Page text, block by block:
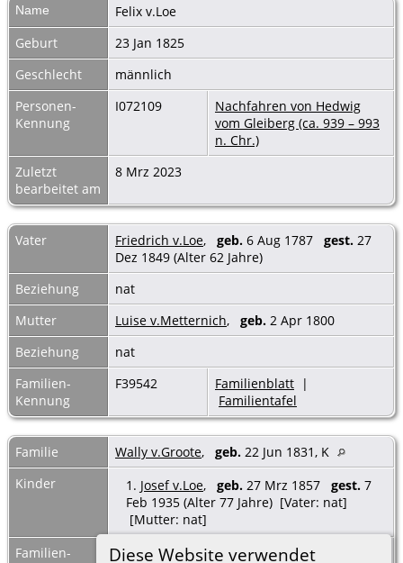
Diese Website verwendet
Name Felix v.Loe
Geburt
23 Jan 1825
Geschlecht
männlich
Personen-
Kennung
I072109
Nachfahren von Hedwig
vom Gleiberg (ca. 939 – 993
n. Chr.)
Zuletzt
bearbeitet am
8 Mrz 2023
Vater Friedrich v.Loe, geb. 6 Aug 1787 gest. 27
Dez 1849 (Alter 62 Jahre)
Beziehung
nat
Mutter
Luise v.Metternich, geb. 2 Apr 1800
Beziehung
nat
Familien-
Kennung
F39542 Familienblatt |
Familientafel
Familie Wally v.Groote, geb. 22 Jun 1831, K
Kinder
1. Josef v.Loe, geb. 27 Mrz 1857 gest. 7
Feb 1935 (Alter 77 Jahre) [Vater: nat]
[Mutter: nat]
Familien-
F39545 Familienblatt|